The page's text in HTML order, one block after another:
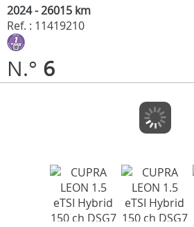
2024 - 26015 km
Ref. : 11419210
N.° 6